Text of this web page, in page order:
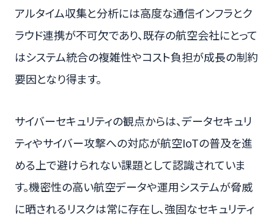
アルタイム収集と分析には高度な通信インフラとク
ラウド連携が不可欠であり、既存の航空会社にとって
はシステム統合の複雑性やコスト負担が成長の制約
要因となり得ます。
サイバーセキュリティの観点からは、データセキュリ
ティやサイバー攻撃への対応が航空IoTの普及を進
める上で避けられない課題として認識されていま
す。機密性の高い航空データや運用システムが脅威
に晒されるリスクは常に存在し、強固なセキュリティ